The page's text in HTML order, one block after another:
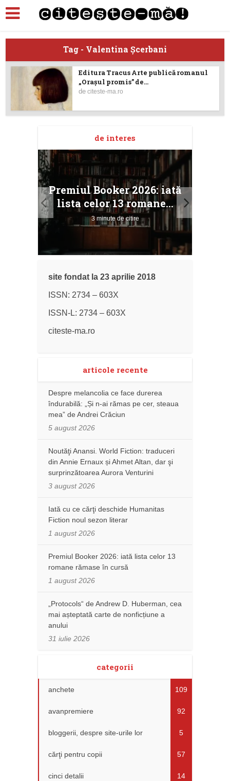
Tag - Valentina Șcerbani
Editura Tracus Arte publică romanul
„Orașul promis” de...
deciteste-ma.ro
de interes
Premiul Booker 2026: iată
lista celor 13 romane...
3 minute de citire
site fondat la 23 aprilie 2018
ISSN: 2734 – 603X
ISSN-L: 2734 – 603X
citeste-ma.ro
articole recente
Despre melancolia ce face durerea
îndurabilă: „Și n-ai rămas pe cer, steaua
mea” de Andrei Crăciun
5 august 2026
Noutăţi Anansi. World Fiction: traduceri
din Annie Ernaux și Ahmet Altan, dar şi
surprinzătoarea Aurora Venturini
3 august 2026
Iată cu ce cărţi deschide Humanitas
Fiction noul sezon literar
1 august 2026
Premiul Booker 2026: iată lista celor 13
romane rămase în cursă
1 august 2026
„Protocols“ de Andrew D. Huberman, cea
mai așteptată carte de nonficțiune a
anului
31 iulie 2026
categorii
anchete 109
avanpremiere 92
bloggerii, despre site-urile lor 5
cărţi pentru copii 57
cinci detalii 14